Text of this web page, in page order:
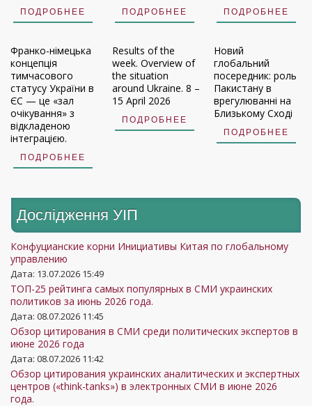
ПОДРОБНЕЕ ПОДРОБНЕЕ ПОДРОБНЕЕ
Франко-німецька
концепція
тимчасового
статусу України в
ЄС — це «зал
очікування» з
відкладеною
інтеграцією.
ПОДРОБНЕЕ
Results of the
week. Overview of
the situation
around Ukraine. 8 –
15 April 2026
ПОДРОБНЕЕ
Новий
глобальний
посередник: роль
Пакистану в
врегулюванні на
Близькому Сході
ПОДРОБНЕЕ
Дослідження УIП
Конфуцианские корни Инициативы Китая по глобальному
управлению
Дата: 13.07.2026 15:49
ТОП-25 рейтинга самых популярных в СМИ украинских
политиков за июнь 2026 года.
Дата: 08.07.2026 11:45
Обзор цитирования в СМИ среди политических экспертов в
июне 2026 года
Дата: 08.07.2026 11:42
Обзор цитирования украинских аналитических и экспертных
центров («think-tanks») в электронных СМИ в июне 2026
года.